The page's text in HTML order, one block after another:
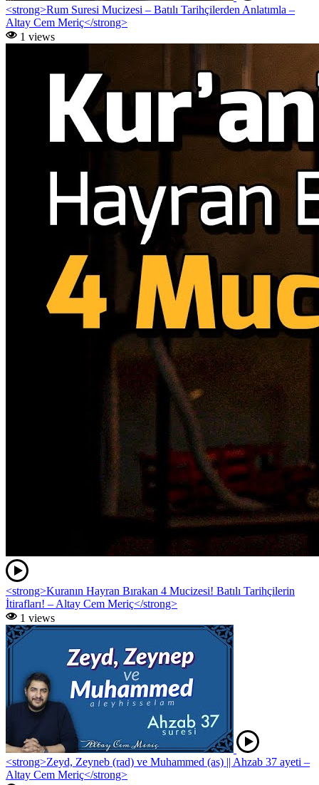
<strong>Rum Suresi Mucizesi – Batılı Tarihçilerden Anlatımla –
Altay Cem Meriç</strong>
1 views
<strong>Kuranın Hayran Bırakan 4 Mucizesi! Batılı Tarihçilerin
İtirafları! – Altay Cem Meriç</strong>
1 views
<strong>Zeyd, Zeyneb (rad) ve Muhammed (as) || Ahzab 37 ayeti –
Altay Cem Meriç</strong>